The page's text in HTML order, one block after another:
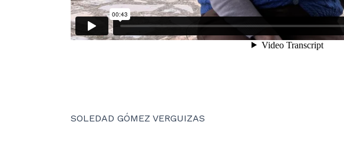
SOLEDAD GÓMEZ VERGUIZAS